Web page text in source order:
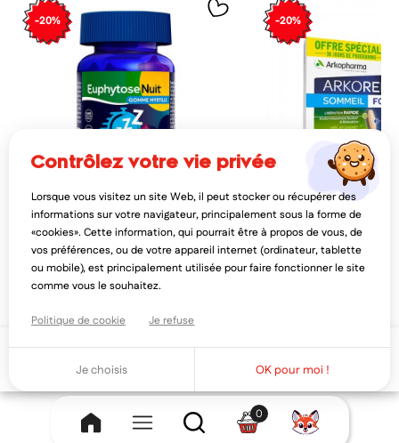
-20%
BAYER
bayer euphytosenuit 30 gommes
myrtille
14,09€
11,28€
AJOUTER AU PANIER
-20%
ARKOPHARMA
arkopharma arkorelax
8h 30 comprimés format
12,33€
0
contrôlez votre vie privée
Lorsque vous visitez un site Web, il peut stocker ou récupérer des
informations sur votre navigateur, principalement sous la forme de
«cookies». Cette information, qui pourrait être à propos de vous, de
vos préférences, ou de votre appareil internet (ordinateur, tablette
ou mobile), est principalement utilisée pour faire fonctionner le site
comme vous le souhaitez.
Politique de cookie Je refuse
Je choisis OK pour moi !